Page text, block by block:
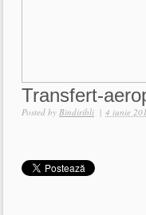
Transfert-
Posted by Bindiribli | 4 iunie